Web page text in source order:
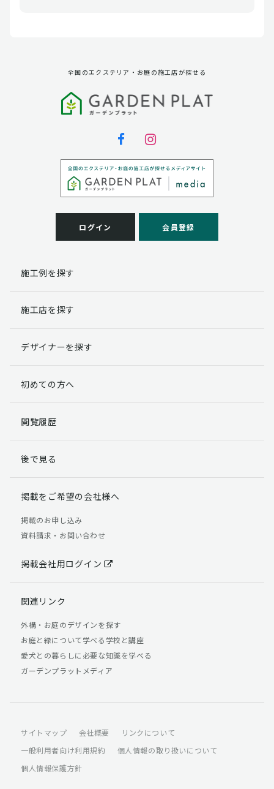
全国のエクステリア・お庭の施工店が探せる
ログイン 会員登録
施工例を探す
施工店を探す
デザイナーを探す
初めての方へ
閲覧履歴
後で見る
掲載をご希望の会社様へ
掲載のお申し込み
資料請求・お問い合わせ
掲載会社用ログイン
関連リンク
外構・お庭のデザインを探す
お庭と緑について学べる学校と講座
愛犬との暮らしに必要な知識を学べる
ガーデンプラットメディア
サイトマップ 会社概要
リンクについて
一般利用者向け利用規約
個人情報の取り扱いについて
個人情報保護方針